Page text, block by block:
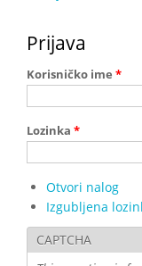
Prijava
Korisničko ime *
Lozinka *
Otvori nalog
Izgubljena
CAPTCHA